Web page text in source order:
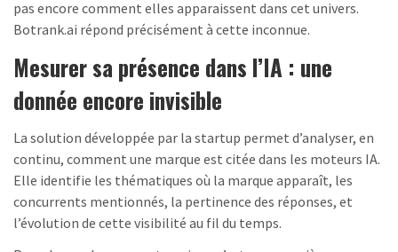
pas encore comment elles apparaissent dans cet univers.
Botrank.ai répond précisément à cette inconnue.
Mesurer sa présence dans l’IA : une
donnée encore invisible
La solution développée par la startup permet d’analyser, en
continu, comment une marque est citée dans les moteurs IA.
Elle identifie les thématiques où la marque apparaît, les
concurrents mentionnés, la pertinence des réponses, et
l’évolution de cette visibilité au fil du temps.